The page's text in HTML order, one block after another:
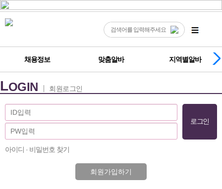
채용정보 맞춤알바 지역별알바
LOGIN 회원로그인
아이디 · 비밀번호 찾기
회원가입하기